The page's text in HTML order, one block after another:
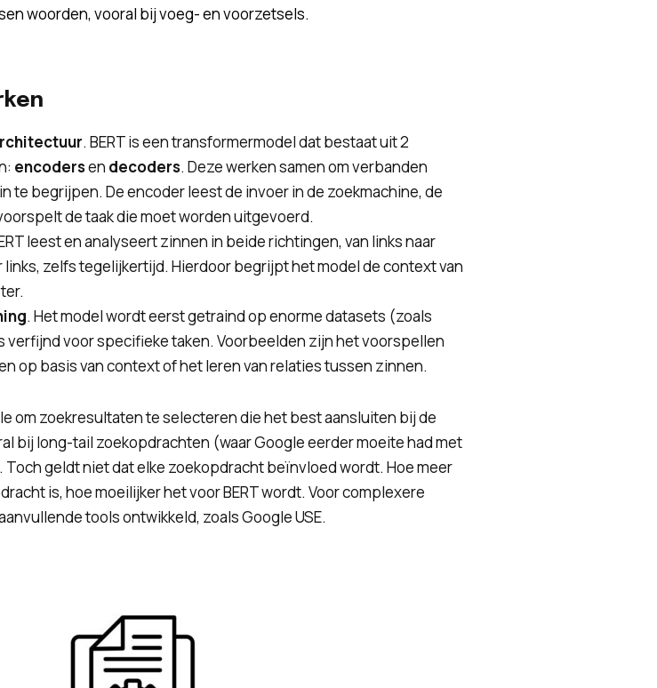
woorden, vooral bij voeg- en voorzetsels.
. BERT is een transformermodel dat bestaat uit 2
encodersen decoders. Deze werken samen om verbanden
te begrijpen. De encoder leest de invoer in de zoekmachine, de
de taak die moet worden uitgevoerd.
leest en analyseert zinnen in beide richtingen, van links naar
links, zelfs tegelijkertijd. Hierdoor begrijpt het model de context van
. Het model wordt eerst getraind op enorme datasets (zoals
verfijnd voor specifieke taken. Voorbeelden zijn het voorspellen
op basis van context of het leren van relaties tussen zinnen.
om zoekresultaten te selecteren die het best aansluiten bij de
bij long-tail zoekopdrachten (waar Google eerder moeite had met
geldt niet dat elke zoekopdracht beïnvloed wordt. Hoe meer
is, hoe moeilijker het voor BERT wordt. Voor complexere
tools ontwikkeld, zoals Google USE.